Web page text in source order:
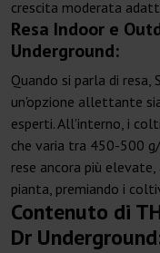
crescita moderata
Resa Indoor e
Underground:
Quando si parla di resa,
un'opzione allettante
esperti. All'interno, i
che varia tra 450-500
rese ancora più
pianta, premiando i
Contenuto di
Dr